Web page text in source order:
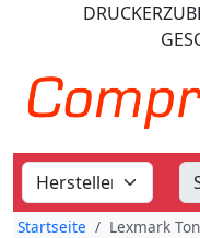
Startseite Lexmark